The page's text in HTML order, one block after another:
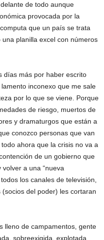
de todo aunque
provocada por la
que un país se trata
planilla excel con números
días más por haber escrito
inconexo que me sale
por lo que se viene. Porque
de riesgo, muertos de
y dramaturgos que están a
conozco personas que van
ahora que la crisis no va a
de un gobierno que
a una “nueva
los canales de televisión,
del poder) les cortaran
lleno de campamentos, gente
sobreexigida, explotada